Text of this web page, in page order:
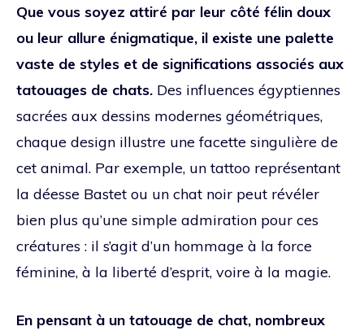
Que vous soyez attiré par leur côté félin doux
ou leur allure énigmatique, il existe une palette
vaste de styles et de significations associés aux
tatouages de chats. Des influences égyptiennes
sacrées aux dessins modernes géométriques,
chaque design illustre une facette singulière de
cet animal. Par exemple, un tattoo représentant
la déesse Bastet ou un chat noir peut révéler
bien plus qu’une simple admiration pour ces
créatures : il s’agit d’un hommage à la force
féminine, à la liberté d’esprit, voire à la magie.
En pensant à un tatouage de chat, nombreux